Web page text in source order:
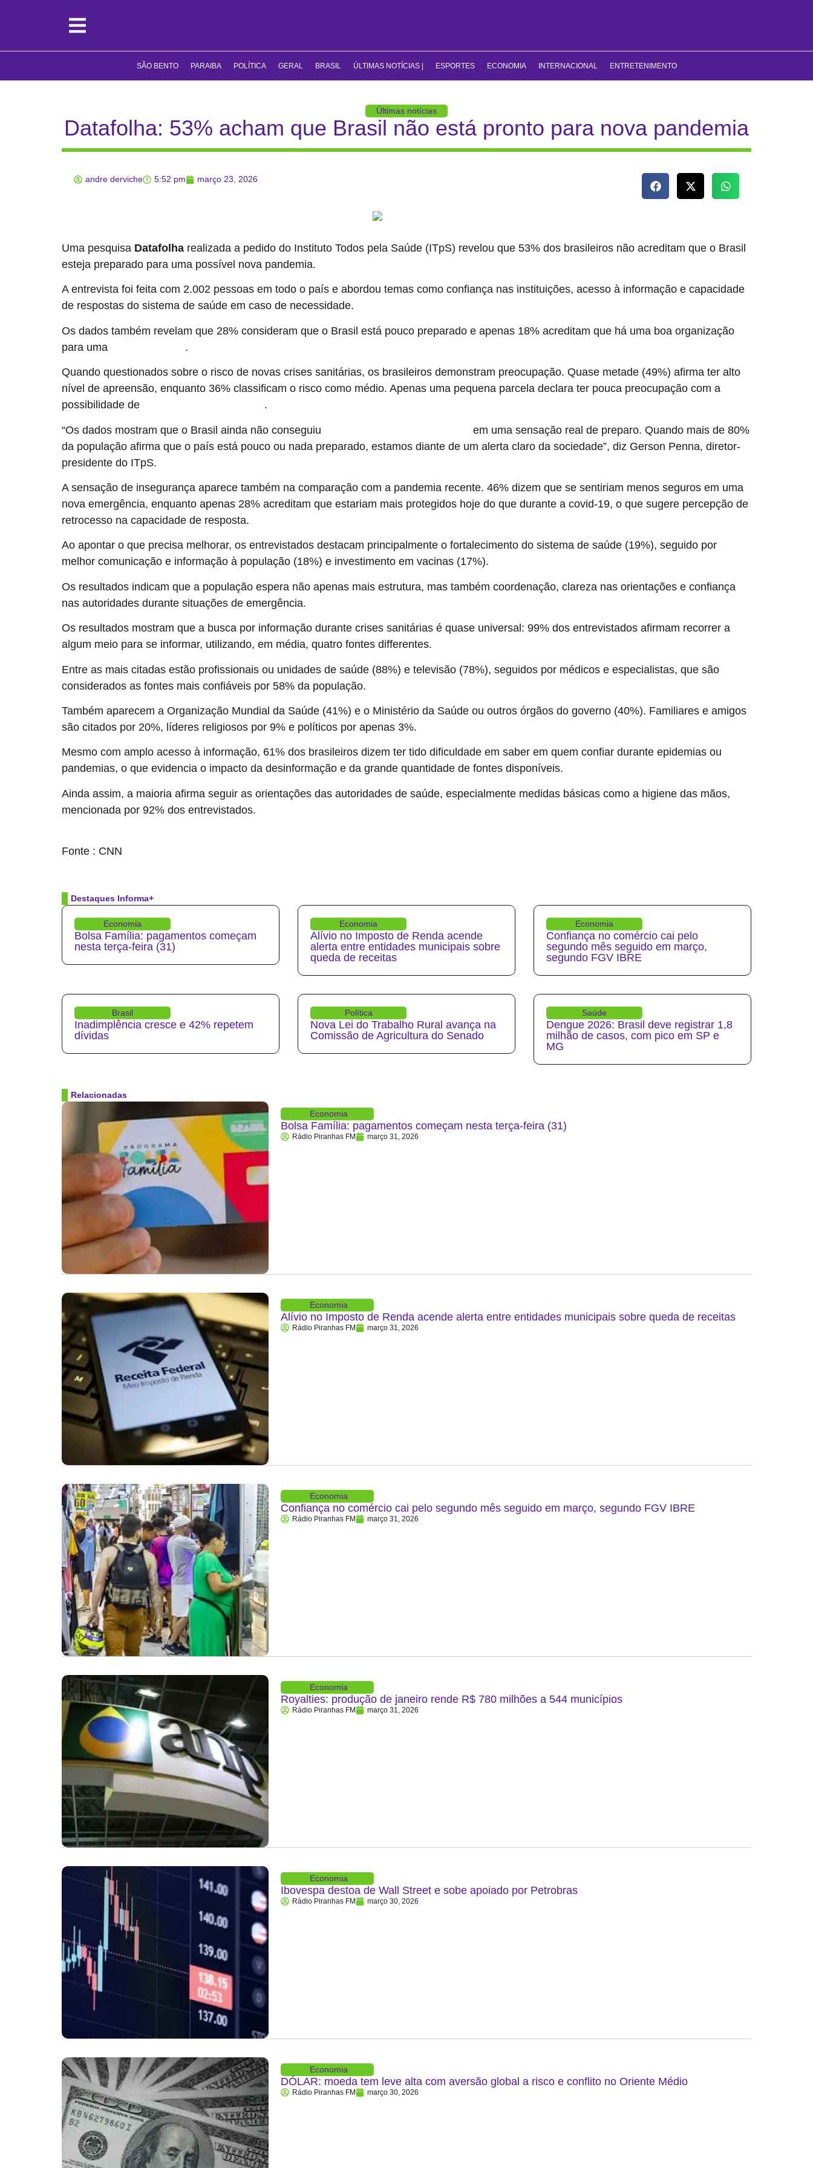
SÃO BENTO PARAIBA POLÍTICA GERAL BRASIL ÚLTIMAS NOTÍCIAS | ESPORTES ECONOMIA INTERNACIONAL ENTRETENIMENTO
Últimas notícias
Datafolha: 53% acham que Brasil não está pronto para nova pandemia
andre derviche 5:52 pm março 23, 2026
Uma pesquisa Datafolha realizada a pedido do Instituto Todos pela Saúde (ITpS) revelou que 53% dos brasileiros não acreditam que o Brasil
esteja preparado para uma possível nova pandemia.
A entrevista foi feita com 2.002 pessoas em todo o país e abordou temas como confiança nas instituições, acesso à informação e capacidade
de respostas do sistema de saúde em caso de necessidade.
Os dados também revelam que 28% consideram que o Brasil está pouco preparado e apenas 18% acreditam que há uma boa organização
para uma
.
Quando questionados sobre o risco de novas crises sanitárias, os brasileiros demonstram preocupação. Quase metade (49%) afirma ter alto
nível de apreensão, enquanto 36% classificam o risco como médio. Apenas uma pequena parcela declara ter pouca preocupação com a
possibilidade de
.
“Os dados mostram que o Brasil ainda não conseguiu
em uma sensação real de preparo. Quando mais de 80%
da população afirma que o país está pouco ou nada preparado, estamos diante de um alerta claro da sociedade”, diz Gerson Penna, diretor-
presidente do ITpS.
A sensação de insegurança aparece também na comparação com a pandemia recente. 46% dizem que se sentiriam menos seguros em uma
nova emergência, enquanto apenas 28% acreditam que estariam mais protegidos hoje do que durante a covid-19, o que sugere percepção de
retrocesso na capacidade de resposta.
Ao apontar o que precisa melhorar, os entrevistados destacam principalmente o fortalecimento do sistema de saúde (19%), seguido por
melhor comunicação e informação à população (18%) e investimento em vacinas (17%).
Os resultados indicam que a população espera não apenas mais estrutura, mas também coordenação, clareza nas orientações e confiança
nas autoridades durante situações de emergência.
Os resultados mostram que a busca por informação durante crises sanitárias é quase universal: 99% dos entrevistados afirmam recorrer a
algum meio para se informar, utilizando, em média, quatro fontes differentes.
Entre as mais citadas estão profissionais ou unidades de saúde (88%) e televisão (78%), seguidos por médicos e especialistas, que são
considerados as fontes mais confiáveis por 58% da população.
Também aparecem a Organização Mundial da Saúde (41%) e o Ministério da Saúde ou outros órgãos do governo (40%). Familiares e amigos
são citados por 20%, líderes religiosos por 9% e políticos por apenas 3%.
Mesmo com amplo acesso à informação, 61% dos brasileiros dizem ter tido dificuldade em saber em quem confiar durante epidemias ou
pandemias, o que evidencia o impacto da desinformação e da grande quantidade de fontes disponíveis.
Ainda assim, a maioria afirma seguir as orientações das autoridades de saúde, especialmente medidas básicas como a higiene das mãos,
mencionada por 92% dos entrevistados.
Fonte : CNN
Destaques Informa+
Economia
Bolsa Família: pagamentos começam
nesta terça-feira (31)
Economia
Alívio no Imposto de Renda acende
alerta entre entidades municipais sobre
queda de receitas
Economia
Confiança no comércio cai pelo
segundo mês seguido em março,
segundo FGV IBRE
Brasil
Inadimplência cresce e 42% repetem
dívidas
Política
Nova Lei do Trabalho Rural avança na
Comissão de Agricultura do Senado
Saúde
Dengue 2026: Brasil deve registrar 1,8
milhão de casos, com pico em SP e
MG
Relacionadas
Economia
Bolsa Família: pagamentos começam nesta terça-feira (31)
Rádio Piranhas FM março 31, 2026
Economia
Alívio no Imposto de Renda acende alerta entre entidades municipais sobre queda de receitas
Rádio Piranhas FM março 31, 2026
Economia
Confiança no comércio cai pelo segundo mês seguido em março, segundo FGV IBRE
Rádio Piranhas FM março 31, 2026
Economia
Royalties: produção de janeiro rende R$ 780 milhões a 544 municípios
Rádio Piranhas FM março 31, 2026
Economia
Ibovespa destoa de Wall Street e sobe apoiado por Petrobras
Rádio Piranhas FM março 30, 2026
Economia
DÓLAR: moeda tem leve alta com aversão global a risco e conflito no Oriente Médio
Rádio Piranhas FM março 30, 2026